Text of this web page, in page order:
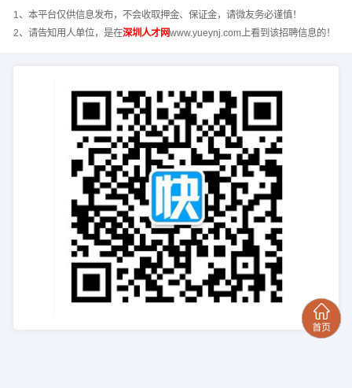
1、本平台仅供信息发布，不会收取押金、保证金，请微友务必谨慎！
2、请告知用人单位，是在深圳人才网www.yueynj.com上看到该招聘信息的！